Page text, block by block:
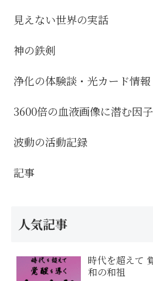
見えない世界の実話
神の鉄剣
浄化の体験談・光カード情報
3600倍の血液画像に潜む因子
波動の活動記録
記事
人気記事
時代を超えて
和の和祖